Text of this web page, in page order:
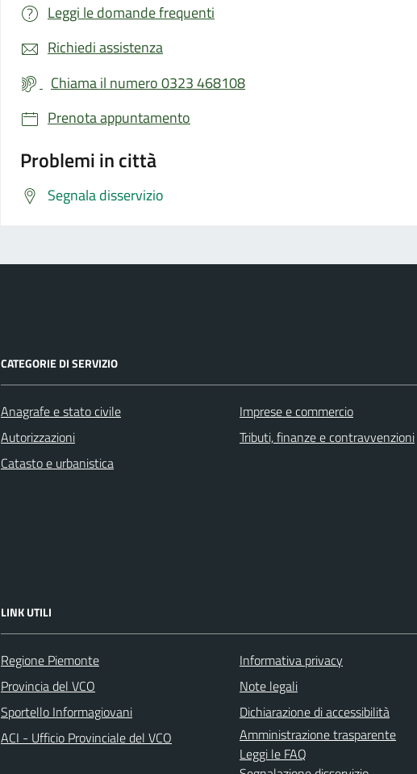
Leggi le domande frequenti
Richiedi assistenza
Chiama il numero 0323 468108
Prenota appuntamento
Problemi in città
Segnala disservizio
CATEGORIE DI SERVIZIO
Anagrafe e stato civile
Autorizzazioni
Catasto e urbanistica
Imprese e commercio
Tributi, finanze e contravvenzioni
LINK UTILI
Regione Piemonte
Provincia del VCO
Sportello Informagiovani
ACI - Ufficio Provinciale del VCO
Informativa privacy
Note legali
Dichiarazione di accessibilità
Amministrazione trasparente
Leggi le FAQ